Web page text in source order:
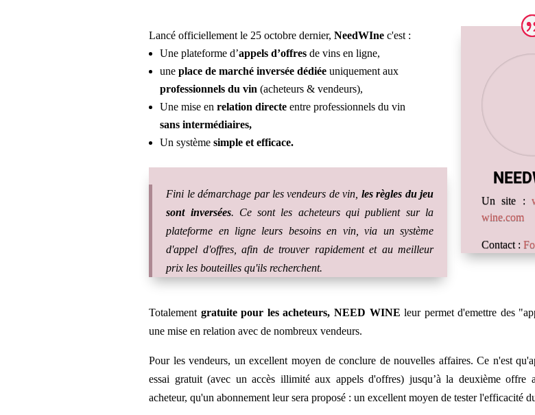
Lancé officiellement le 25 octobre dernier,NeedWIne c'est :
Une plateforme d’appels d’offresde vins en ligne,
uneplace de marché inversée dédiée uniquement aux
professionnels du vin(acheteurs & vendeurs),
Une mise enrelation directeentre professionnels du vin
sans intermédiaires,
Un systèmesimple et efficace.
Fini le démarchage par les vendeurs de vin, les règles du jeu
sont inversées. Ce sont les acheteurs qui publient sur la
plateforme en ligne leurs besoins en vin, via un système
d'appel d'offres, afin de trouver rapidement et au meilleur
prix les bouteilles qu'ils recherchent.
Un site :
wine.com
Contact :
Totalement gratuite pour les acheteurs, NEED WINE leur permet d'emettre des
une mise en relation avec de nombreux vendeurs.
Pour les vendeurs, un excellent moyen de conclure de nouvelles affaires. Ce n'est
essai gratuit (avec un accès illimité aux appels d'offres) jusqu’à la deuxième offre
acheteur, qu'un abonnement leur sera proposé : un excellent moyen de tester l'efficacité